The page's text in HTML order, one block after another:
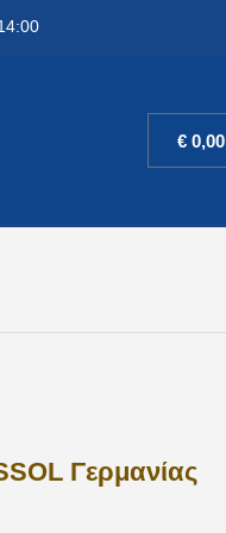
€ 0,00
Γερμανίας